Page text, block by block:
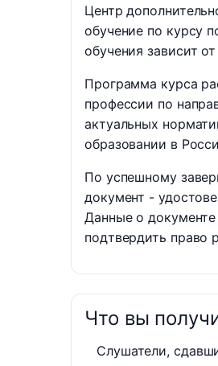
Центр
обучение по курсу
обучения зависит
Программа курса
профессии по
актуальных
образовании в
По успешному
документ -
Данные о
подтвердить право
Что вы
Слушатели,